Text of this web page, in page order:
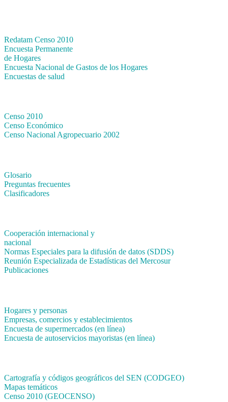
Redatam Censo 2010
Encuesta Permanente
de Hogares
Encuesta Nacional de Gastos de los Hogares
Encuestas de salud
Censo 2010
Censo Económico
Censo Nacional Agropecuario 2002
Glosario
Preguntas frecuentes
Clasificadores
Cooperación internacional y
nacional
Normas Especiales para la difusión de datos (SDDS)
Reunión Especializada de Estadísticas del Mercosur
Publicaciones
Hogares y personas
Empresas, comercios y establecimientos
Encuesta de supermercados (en línea)
Encuesta de autoservicios mayoristas (en línea)
Cartografía y códigos geográficos del SEN (CODGEO)
Mapas temáticos
Censo 2010 (GEOCENSO)